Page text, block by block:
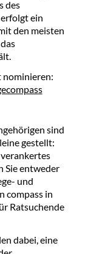
des
ein
den meisten
nominieren:
sind
gestellt:
Sie entweder
und
compass in
Ratsuchende
dabei, eine